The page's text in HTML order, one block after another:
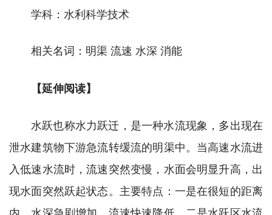
学科：水利科学技术
相关名词：明渠 流速 水深 消能
【延伸阅读】
水跃也称水力跃迁，是一种水流现象，多出现在
泄水建筑物下游急流转缓流的明渠中。当高速水流进
入低速水流时，流速突然变慢，水面会明显升高，出
现水面突然跃起状态。主要特点：一是在很短的距离